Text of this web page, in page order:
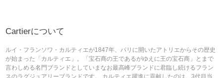
Cartierについて
ルイ・フランソワ・カルティエが1847年、パリに開いたアトリエからその歴史
が始まった「カルティエ」。「宝石商の王であるがゆえに王の宝石商」とまで
言わしめる名門ブランドとしていまなお最高峰ブランドに君臨し続けるフラン
スのラグジュアリーブランドです。 カルティエ躍進に貢献したのは、3代目当